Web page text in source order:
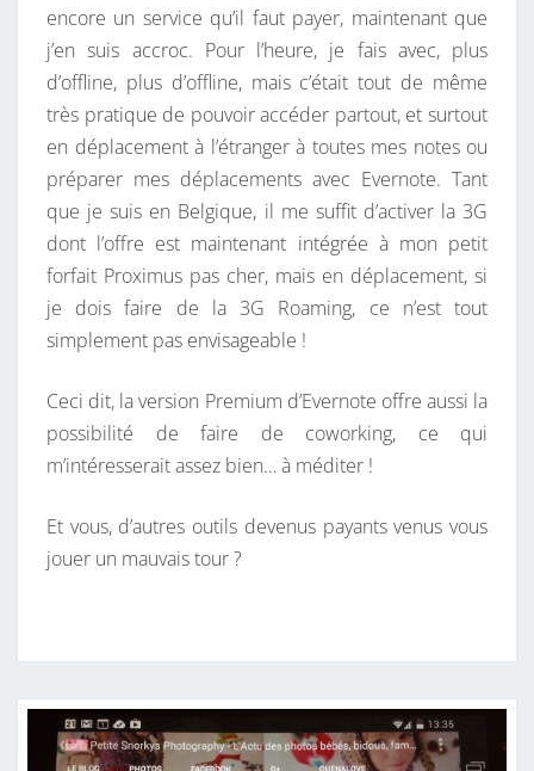
encore un service qu’il faut payer, maintenant que
j’en suis accroc. Pour l’heure, je fais avec, plus
d’offline, plus d’offline, mais c’était tout de même
très pratique de pouvoir accéder partout, et surtout
en déplacement à l’étranger à toutes mes notes ou
préparer mes déplacements avec Evernote. Tant
que je suis en Belgique, il me suffit d’activer la 3G
dont l’offre est maintenant intégrée à mon petit
forfait Proximus pas cher, mais en déplacement, si
je dois faire de la 3G Roaming, ce n’est tout
simplement pas envisageable !
Ceci dit, la version Premium d’Evernote offre aussi la
possibilité de faire de coworking, ce qui
m’intéresserait assez bien… à méditer !
Et vous, d’autres outils devenus payants venus vous
jouer un mauvais tour ?